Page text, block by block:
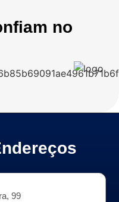
no
99​